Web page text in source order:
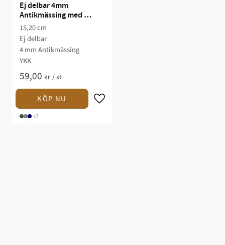
Ej delbar 4mm
Antikmässing med
droppe YKK
15,20 cm
Ej delbar
4 mm Antikmässing
YKK
59,00 kr /st
+2